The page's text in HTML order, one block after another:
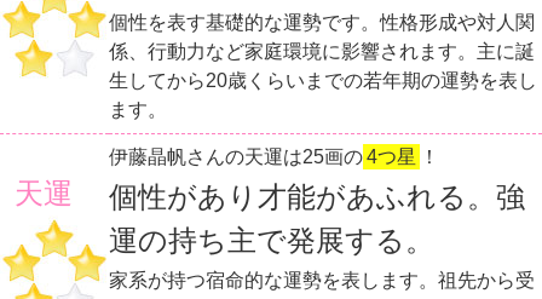
個性を表す基礎的な運勢です。性格形成や対人関
係、行動力など家庭環境に影響されます。主に誕
生してから20歳くらいまでの若年期の運勢を表し
ます。
天運
伊藤晶帆さんの天運は25画の4つ星 ！
個性があり才能があふれる。強
運の持ち主で発展する。
家系が持つ宿命的な運勢を表します。祖先から受